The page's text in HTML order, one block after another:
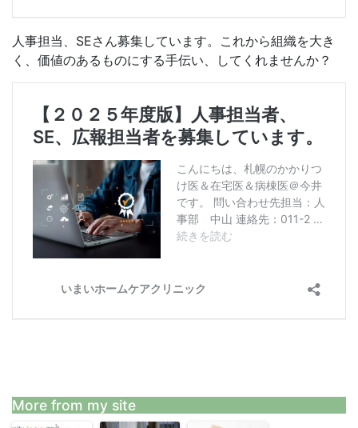
人事担当、SEさん募集しています。これから組織を大き
く、価値のあるものにする手伝い、してくれませんか？
More from my site